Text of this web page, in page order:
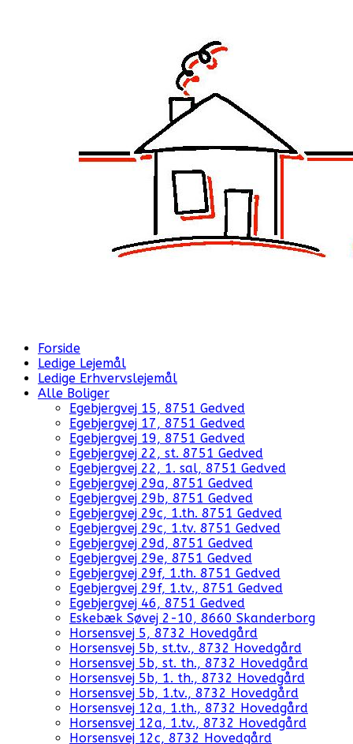
Forside
Ledige Lejemål
Ledige Erhvervslejemål
Alle Boliger
Egebjergvej 15, 8751 Gedved
Egebjergvej 17, 8751 Gedved
Egebjergvej 19, 8751 Gedved
Egebjergvej 22, st. 8751 Gedved
Egebjergvej 22, 1. sal, 8751 Gedved
Egebjergvej 29a, 8751 Gedved
Egebjergvej 29b, 8751 Gedved
Egebjergvej 29c, 1.th. 8751 Gedved
Egebjergvej 29c, 1.tv. 8751 Gedved
Egebjergvej 29d, 8751 Gedved
Egebjergvej 29e, 8751 Gedved
Egebjergvej 29f, 1.th. 8751 Gedved
Egebjergvej 29f, 1.tv., 8751 Gedved
Egebjergvej 46, 8751 Gedved
Eskebæk Søvej 2-10, 8660 Skanderborg
Horsensvej 5, 8732 Hovedgård
Horsensvej 5b, st.tv., 8732 Hovedgård
Horsensvej 5b, st. th., 8732 Hovedgård
Horsensvej 5b, 1. th., 8732 Hovedgård
Horsensvej 5b, 1.tv., 8732 Hovedgård
Horsensvej 12a, 1.th., 8732 Hovedgård
Horsensvej 12a, 1.tv., 8732 Hovedgård
Horsensvej 12c, 8732 Hovedgård